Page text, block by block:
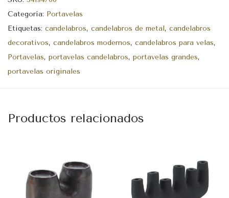
Categoría: Portavelas
Etiquetas: candelabros, candelabros de metal, candelabros
decorativos, candelabros modernos, candelabros para velas,
Portavelas, portavelas candelabros, portavelas grandes,
portavelas originales
Productos relacionados